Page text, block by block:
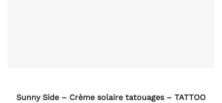
Sunny Side – Crème solaire tatouages – TATTOO